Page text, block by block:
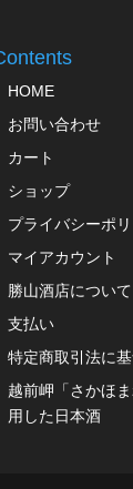
HOME
お問い合わせ
カート
ショップ
プライバシーポ
マイアカウント
勝山酒店について
支払い
特定商取引法に
越前岬「さかほ
用した日本酒